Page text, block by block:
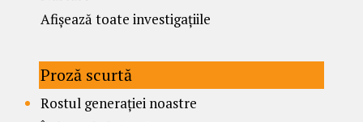
Afișează toate investigațiile
Proză scurtă
Rostul generației noastre